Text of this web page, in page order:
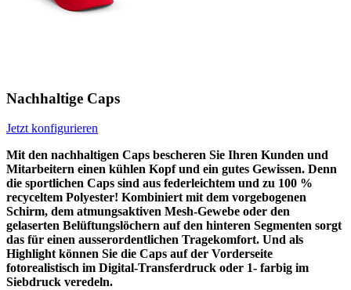
Nachhaltige Caps
Jetzt konfigurieren
Mit den nachhaltigen Caps bescheren Sie Ihren Kunden und
Mitarbeitern einen kühlen Kopf und ein gutes Gewissen. Denn
die sportlichen Caps sind aus federleichtem und zu 100 %
recyceltem Polyester! Kombiniert mit dem vorgebogenen
Schirm, dem atmungsaktiven Mesh-Gewebe oder den
gelaserten Belüftungslöchern auf den hinteren Segmenten sorgt
das für einen ausserordentlichen Tragekomfort. Und als
Highlight können Sie die Caps auf der Vorderseite
fotorealistisch im Digital-Transferdruck oder 1- farbig im
Siebdruck veredeln.